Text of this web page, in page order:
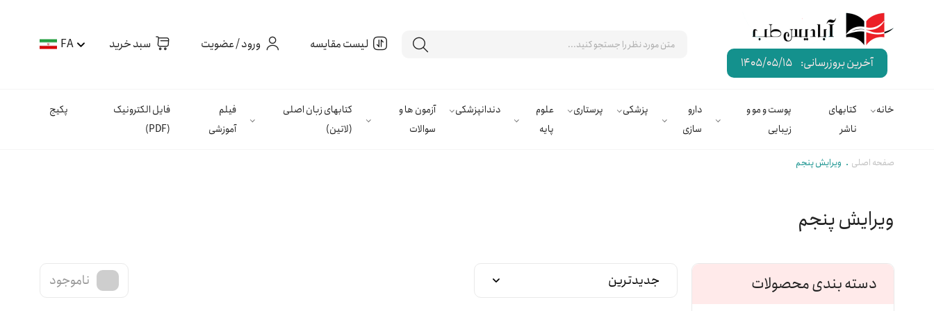
آخرین بروزرسانی: 1405/05/15
لیست مقایسه ورود / عضویت سبد خرید FA
خانه
کتابهای
ناشر
پوست و مو و
زیبایی
دارو
سازی
پزشکی پرستاری
علوم
پایه
دندانپزشکی
آزمون ها و
سوالات
کتابهای زبان اصلی
(لاتین)
فیلم
آموزشی
فایل الکترونیک
(PDF)
پکیج
صفحه اصلی ویرایش پنجم
ویرایش پنجم
دسته بندی محصولات ناموجود